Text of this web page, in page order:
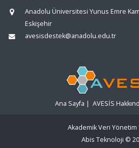
Anadolu Üniversitesi Yunus Emre
Eskişehir
avesisdestek@anadolu.edu.tr
Ana Sayfa | AVESİS
Akademik Veri Yönetim
Abis Teknoloji ©